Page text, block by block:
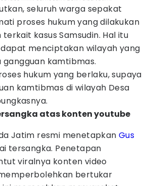
seluruh warga sepakat
proses hukum yang dilakukan
kasus Samsudin. Hal itu
menciptakan wilayah yang
kamtibmas.
hukum yang berlaku, supaya
kamtibmas di wilayah Desa
atas konten youtube
Jatim resmi menetapkan Gus
tersangka. Penetapan
viralnya konten video
bertukar